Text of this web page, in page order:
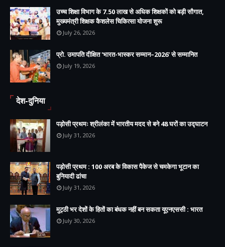
उच्च शिक्षा विभाग के 7.50 लाख से अधिक शिक्षकों को बड़ी सौगात,
मुख्यमंत्री शिक्षक कैशलेस चिकित्सा योजना शुरू
July 26, 2026
प्रो. उमापति दीक्षित 'भारत-भास्कर सम्मान–2026' से सम्मानित
July 19, 2026
देश-दुनिया
पड़ोसी प्रथमः श्रीलंका में भारतीय मदद से बने 48 घरों का उद्घाटन
July 31, 2026
पड़ोसी प्रथम : 100 अरब के विकास पैकेज से चमकेगा भूटान का
बुनियादी ढांचा
July 31, 2026
मुट्ठी भर देशों के हितों का बंधक नहीं बन सकता यूएनएससी : भारत
July 30, 2026